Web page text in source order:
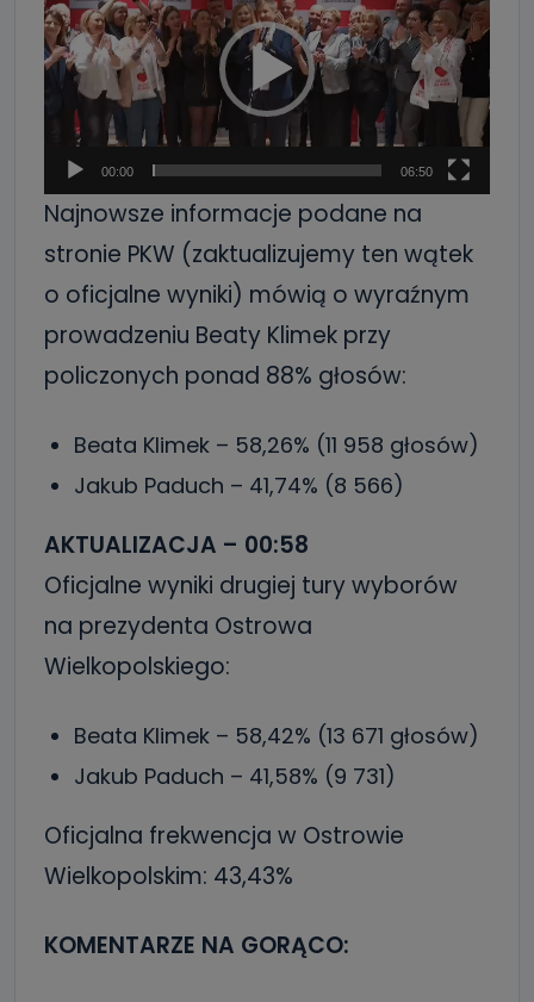
00:00 06:50
Najnowsze informacje podane na
stronie PKW (zaktualizujemy ten wątek
o oficjalne wyniki) mówią o wyraźnym
prowadzeniu Beaty Klimek przy
policzonych ponad 88% głosów:
Beata Klimek – 58,26% (11 958 głosów)
Jakub Paduch – 41,74% (8 566)
AKTUALIZACJA – 00:58
Oficjalne wyniki drugiej tury wyborów
na prezydenta Ostrowa
Wielkopolskiego:
Beata Klimek – 58,42% (13 671 głosów)
Jakub Paduch – 41,58% (9 731)
Oficjalna frekwencja w Ostrowie
Wielkopolskim: 43,43%
KOMENTARZE NA GORĄCO: